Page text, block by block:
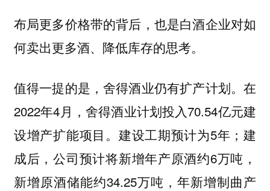
布局更多价格带的背后，也是白酒企业对如
何卖出更多酒、降低库存的思考。
值得一提的是，舍得酒业仍有扩产计划。在
2022年4月，舍得酒业计划投入70.54亿元建
设增产扩能项目。建设工期预计为5年；建
成后，公司预计将新增年产原酒约6万吨，
新增原酒储能约34.25万吨，年新增制曲产